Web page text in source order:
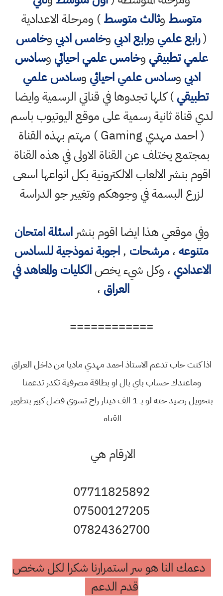
متوسط وثالث متوسط) ومرحلة الاعدادية
(رابع علمي ورابع ادبي وخامس ادبي وخامس
علمي تطبيقي وخامس علمي احيائي وسادس
ادبي وسادس علمي احيائي وسادس علمي
تطبيقي) كلها تجدوها في قناتي الرسمية وايضا
لدي قناة ثانية رسمية على موقع اليوتيوب باسم
( احمد مهدي Gaming ) مهتم بهذه القناة
بمجتمع يختلف عن القناة الاولى في هذه القناة
اقوم بنشر الالعاب الالكترونية بكل انواعها اسعى
لزرع البسمة في وجوهكم وتغيير جو الدراسة
وفي موقعي هذا ايضا اقوم بنشراسئلة امتحان
متنوعه،مرشحات ,اجوبة نموذجية للسادس
الاعدادي ، وكل شيء يخصالكليات والمعاهد في
العراق ،
============
اذا كنت حاب تدعم الاستاذ احمد مهدي ماديا من داخل العراق
وماعندك حساب باي بال او بطاقة مصرفية تكدر تدعمنا
بتحويل رصيد حته لو بـ 1 الف دينار راح تسوي فضل كبير بتطوير
القناة
الارقام هي
07711825892
07500127205
07824362700
دعمك النا هو سر استمرارنا شكرا لكل شخص
قدم الدعم